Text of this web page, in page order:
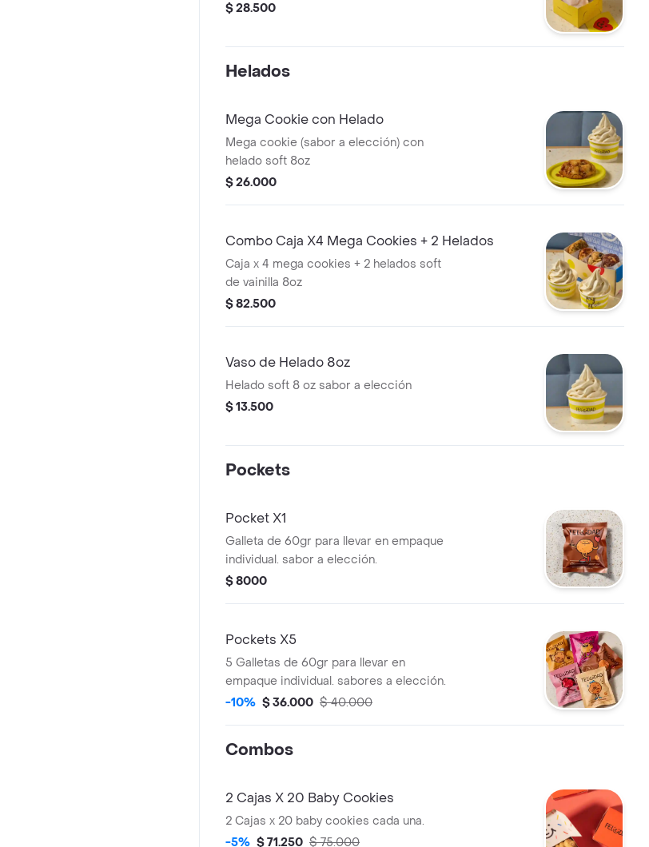
$ 28.500
Helados
Mega Cookie con Helado
Mega cookie (sabor a elección) con
helado soft 8oz
$ 26.000
Combo Caja X4 Mega Cookies + 2 Helados
Caja x 4 mega cookies + 2 helados soft
de vainilla 8oz
$ 82.500
Vaso de Helado 8oz
Helado soft 8 oz sabor a elección
$ 13.500
Pockets
Pocket X1
Galleta de 60gr para llevar en empaque
individual. sabor a elección.
$ 8000
Pockets X5
5 Galletas de 60gr para llevar en
empaque individual. sabores a elección.
-10% $ 36.000 $ 40.000
Combos
2 Cajas X 20 Baby Cookies
2 Cajas x 20 baby cookies cada una.
-5% $ 71.250 $ 75.000